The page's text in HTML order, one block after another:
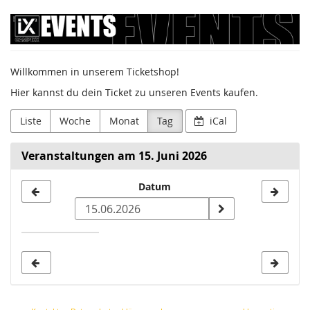
Zum
Haupt-
Inhalt
Sumago
GmbH
/
Campixx
Willkommen in unserem Ticketshop!
Hier kannst du dein Ticket zu unseren Events kaufen.
Liste Woche Monat Tag iCal
Veranstaltungen am 15. Juni 2026
zur
Anzeige
Datum